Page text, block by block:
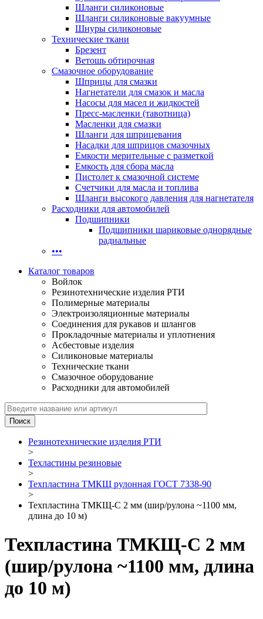
Шланги силиконовые
Шланги силиконовые вакуумные
Шнуры силиконовые
Технические ткани
Брезент
Ветошь обтирочная
Смазочное оборудование
Шприцы для смазки
Нагнетатели для смазок и масла
Насосы для масел и жидкостей
Пресс-масленки (тавотница)
Масленки для смазки
Шланги для шприцевания
Насадки для шприцов смазочных
Емкости мерительные с разметкой
Емкость для сбора масла
Пистолет к смазочной системе
Счетчики для масла и топлива
Шланги высокого давления для нагнетателя
Расходники для автомобилей
Подшипники
Подшипники шариковые однорядные
радиальные
•••
Каталог товаров
Войлок
Резинотехнические изделия РТИ
Полимерные материалы
Электроизоляционные материалы
Соединения для рукавов и шлангов
Прокладочные материалы и уплотнения
Асбестовые изделия
Силиконовые материалы
Технические ткани
Смазочное оборудование
Расходники для автомобилей
Резинотехнические изделия РТИ
>
Техластины резиновые
>
Техпластина ТМКЩ рулонная ГОСТ 7338-90
>
Техпластина ТМКЩ-C 2 мм (шир/рулона ~1100 мм,
длина до 10 м)
Техпластина ТМКЩ-C 2 мм
(шир/рулона ~1100 мм, длина
до 10 м)